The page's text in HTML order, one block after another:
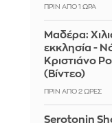
ΠΡΙΝ ΑΠΌ 1 ΏΡΑ
Μαδέρα:
εκκλησία -
Κριστιάνο
(Βίντεο)
ΠΡΙΝ ΑΠΌ 2 ΏΡΕΣ
Serotonin